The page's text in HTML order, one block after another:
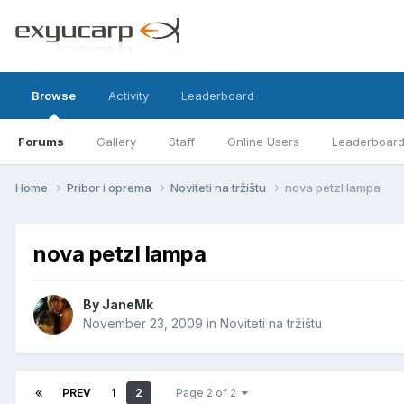
Browse
Forums Gallery Staff Online Users Leaderboard
Activity Leaderboard
Home Pribor i oprema Noviteti na tržištu nova petzl lampa
nova petzl lampa
By JaneMk
November 23, 2009 in Noviteti na tržištu
PREV 1 2 Page 2 of 2